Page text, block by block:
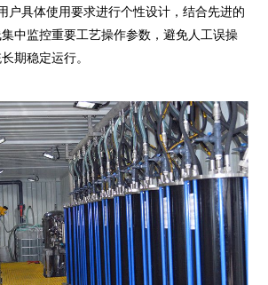
户具体使用要求进行个性设计，结合先进的
中监控重要工艺操作参数，避免人工误操
期稳定运行。